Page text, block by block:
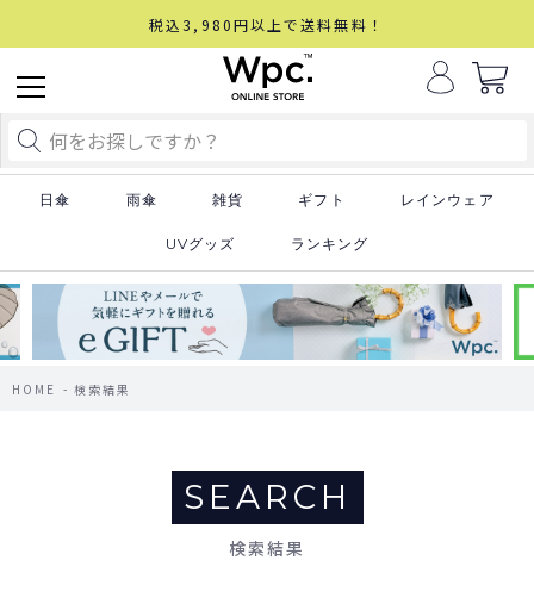
税込3,980円以上で送料無料！
日傘 雨傘 雑貨 ギフト レインウェア
UVグッズ ランキング
HOME 検索結果
SEARCH
検索結果